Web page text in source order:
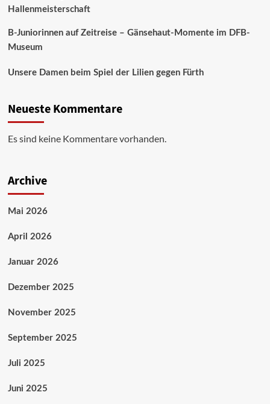
Hallenmeisterschaft
B-Juniorinnen auf Zeitreise – Gänsehaut-Momente im DFB-
Museum
Unsere Damen beim Spiel der Lilien gegen Fürth
Neueste Kommentare
Es sind keine Kommentare vorhanden.
Archive
Mai 2026
April 2026
Januar 2026
Dezember 2025
November 2025
September 2025
Juli 2025
Juni 2025